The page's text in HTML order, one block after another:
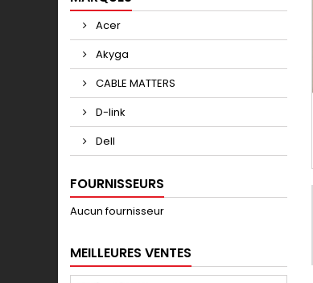
Acer
Akyga
CABLE MATTERS
D-link
Dell
FOURNISSEURS
Aucun fournisseur
MEILLEURES VENTES